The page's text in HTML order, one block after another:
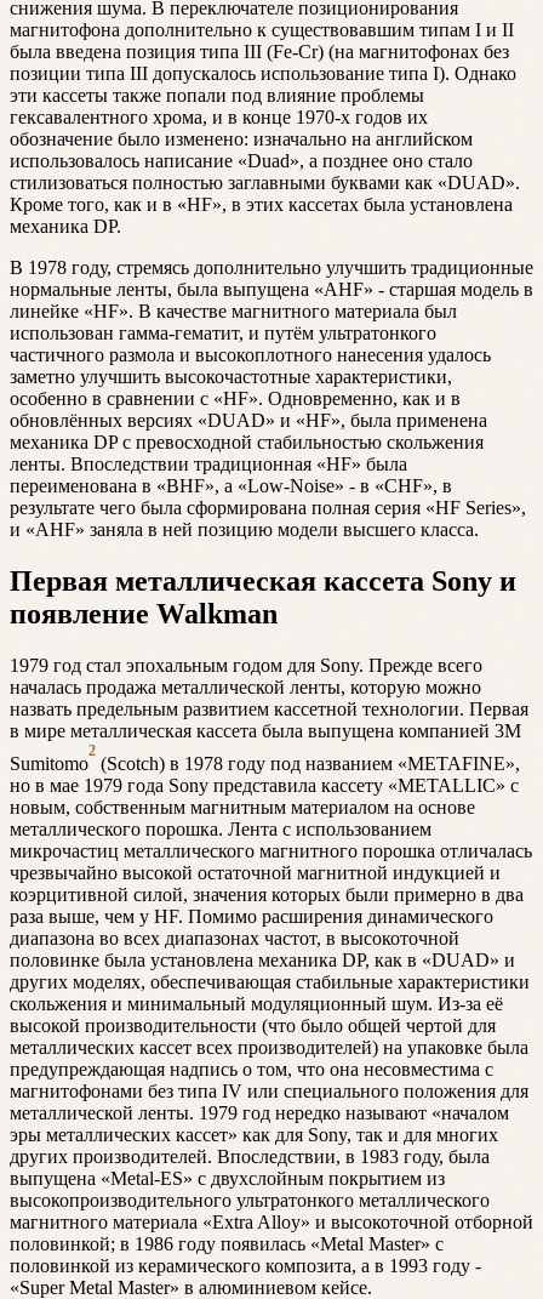
снижения шума. В переключателе позиционирования
магнитофона дополнительно к существовавшим типам I и II
была введена позиция типа III (Fe-Cr) (на магнитофонах без
позиции типа III допускалось использование типа I). Однако
эти кассеты также попали под влияние проблемы
гексавалентного хрома, и в конце 1970-х годов их
обозначение было изменено: изначально на английском
использовалось написание «Duad», а позднее оно стало
стилизоваться полностью заглавными буквами как «DUAD».
Кроме того, как и в «HF», в этих кассетах была установлена
механика DP.
В 1978 году, стремясь дополнительно улучшить традиционные
нормальные ленты, была выпущена «AHF» - старшая модель в
линейке «HF». В качестве магнитного материала был
использован гамма-гематит, и путём ультратонкого
частичного размола и высокоплотного нанесения удалось
заметно улучшить высокочастотные характеристики,
особенно в сравнении с «HF». Одновременно, как и в
обновлённых версиях «DUAD» и «HF», была применена
механика DP с превосходной стабильностью скольжения
ленты. Впоследствии традиционная «HF» была
переименована в «BHF», а «Low-Noise» - в «CHF», в
результате чего была сформирована полная серия «HF Series»,
и «AHF» заняла в ней позицию модели высшего класса.
Первая металлическая кассета Sony и
появление Walkman
1979 год стал эпохальным годом для Sony. Прежде всего
началась продажа металлической ленты, которую можно
назвать предельным развитием кассетной технологии. Первая
в мире металлическая кассета была выпущена компанией 3M
Sumitomo
2
(Scotch) в 1978 году под названием «METAFINE»,
но в мае 1979 года Sony представила кассету «METALLIC» с
новым, собственным магнитным материалом на основе
металлического порошка. Лента с использованием
микрочастиц металлического магнитного порошка отличалась
чрезвычайно высокой остаточной магнитной индукцией и
коэрцитивной силой, значения которых были примерно в два
раза выше, чем у HF. Помимо расширения динамического
диапазона во всех диапазонах частот, в высокоточной
половинке была установлена механика DP, как в «DUAD» и
других моделях, обеспечивающая стабильные характеристики
скольжения и минимальный модуляционный шум. Из-за её
высокой производительности (что было общей чертой для
металлических кассет всех производителей) на упаковке была
предупреждающая надпись о том, что она несовместима с
магнитофонами без типа IV или специального положения для
металлической ленты. 1979 год нередко называют «началом
эры металлических кассет» как для Sony, так и для многих
других производителей. Впоследствии, в 1983 году, была
выпущена «Metal-ES» с двухслойным покрытием из
высокопроизводительного ультратонкого металлического
магнитного материала «Extra Alloy» и высокоточной отборной
половинкой; в 1986 году появилась «Metal Master» с
половинкой из керамического композита, а в 1993 году -
«Super Metal Master» в алюминиевом кейсе.